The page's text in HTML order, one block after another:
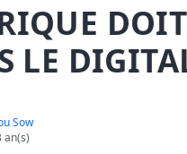
LE
Sow
an(s)